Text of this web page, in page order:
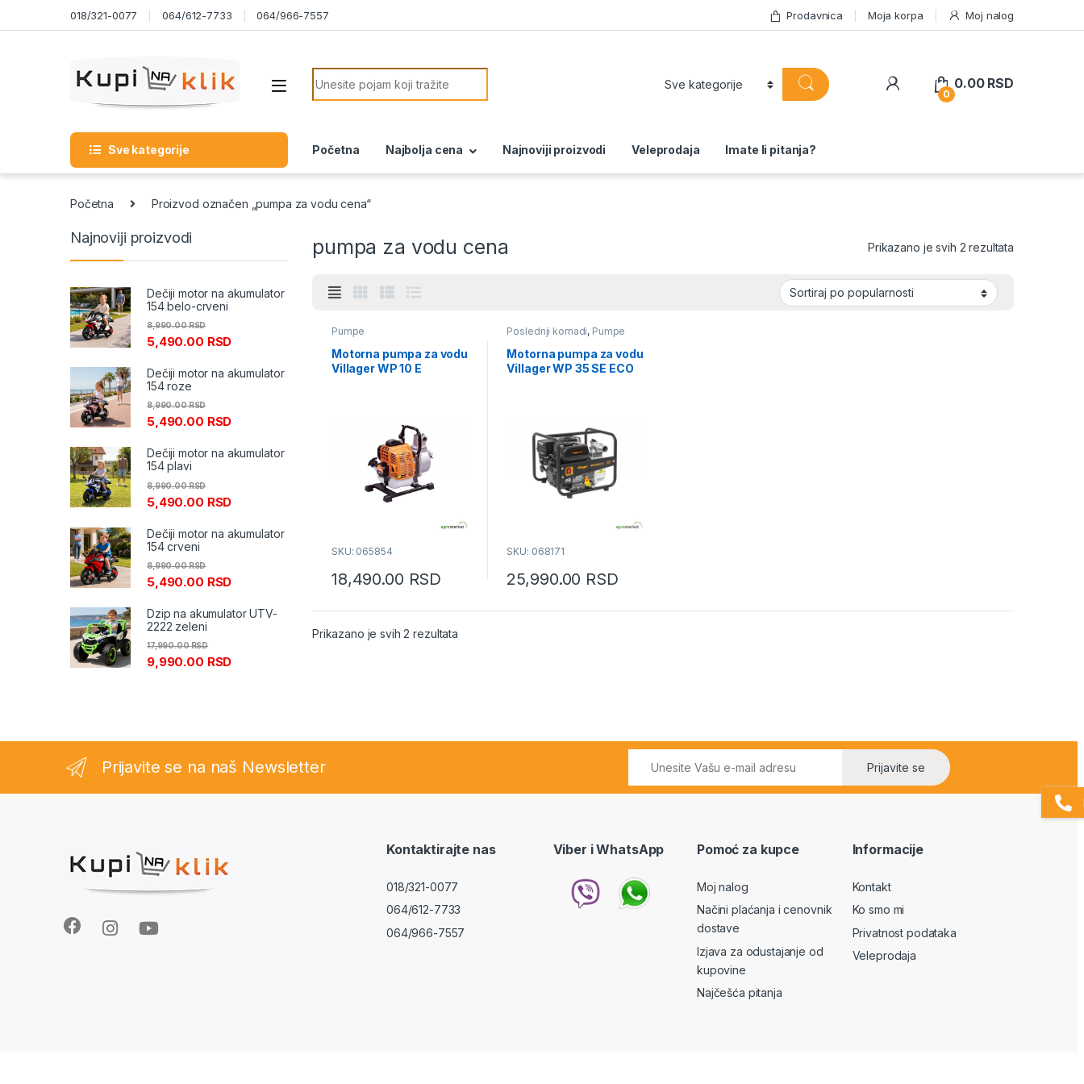
Skip to navigation018/321-0077 064/612-7733 064/966-7557 Prodavnica Moja korpa Moj nalog
Search for:
0
0.00 RSD
Sve kategorije Početna Najbolja cena Najnoviji proizvodi Veleprodaja Imate li pitanja?
Početna Proizvod označen „pumpa za vodu cena“
pumpa za vodu cena Prikazano je svih 2 rezultata
Pumpe
Motorna pumpa za vodu
Villager WP 10 E
SKU: 065854
18,490.00 RSD
Poslednji komadi, Pumpe
Motorna pumpa za vodu
Villager WP 35 SE ECO
SKU: 068171
25,990.00 RSD
Prikazano je svih 2 rezultataSortirano po popularnosti
Najnoviji proizvodi
Dečiji motor na akumulator
154 belo-crveni
5,490.00 RSD
8,990.00RSD
Dečiji motor na akumulator
154 roze
5,490.00 RSD
8,990.00RSD
Dečiji motor na akumulator
154 plavi
5,490.00 RSD
8,990.00RSD
Dečiji motor na akumulator
154 crveni
5,490.00 RSD
8,990.00RSD
Dzip na akumulator UTV-
2222 zeleni
9,990.00 RSD
17,990.00RSD
Prijavite se na naš Newsletter Prijavite se
Kontaktirajte nas
018/321-0077
064/612-7733
064/966-7557
Viber i WhatsApp Pomoć za kupce
Moj nalog
Načini plaćanja i cenovnik
dostave
Izjava za odustajanje od
kupovine
Najčešća pitanja
Informacije
Kontakt
Ko smo mi
Privatnost podataka
Veleprodaja